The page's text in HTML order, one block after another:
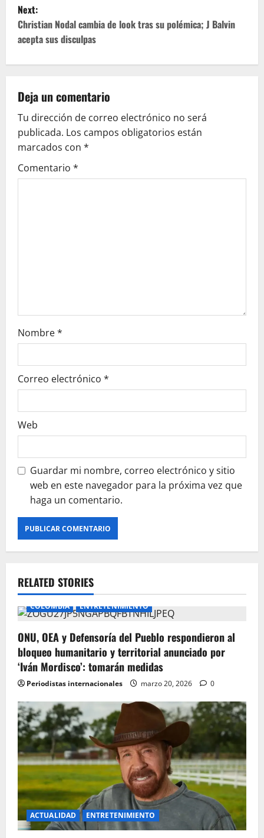
t
n
v
i
g
a
Next:
Christian Nodal cambia de look tras su polémica; J Balvin
acepta sus disculpas
Deja un comentario
Tu dirección de correo electrónico no será
publicada. Los campos obligatorios están
marcados con *
Comentario *
Nombre*
Correo electrónico *
Web
Guardar mi nombre, correo electrónico y sitio
web en este navegador para la próxima vez que
haga un comentario.
RELATED STORIES
COLOMBIA ENTRETENIMIENTO
ONU, OEA y Defensoría del Pueblo respondieron al
bloqueo humanitario y territorial anunciado por
‘Iván Mordisco’: tomarán medidas
Periodistas internacionales marzo 20, 2026 0
ACTUALIDAD ENTRETENIMIENTO